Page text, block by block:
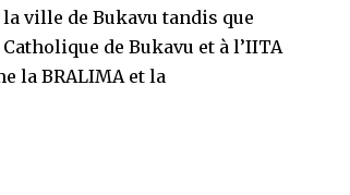
ville de Bukavu tandis que
de Bukavu et à l’IITA
la BRALIMA et la